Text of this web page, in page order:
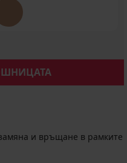
и връщане в рамките